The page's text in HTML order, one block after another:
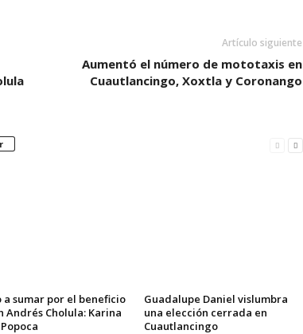
Artículo siguiente
Aumentó el número de mototaxis en
Cuautlancingo, Xoxtla y Coronango
a sumar por el beneficio
Andrés Cholula: Karina
Guadalupe Daniel vislumbra
una elección cerrada en
Cuautlancingo